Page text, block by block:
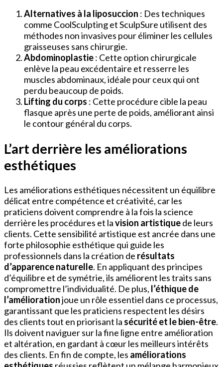
Alternatives à la liposuccion : Des techniques
comme CoolSculpting et SculpSure utilisent des
méthodes non invasives pour éliminer les cellules
graisseuses sans chirurgie.
Abdominoplastie: Cette option chirurgicale
enlève la peau excédentaire et resserre les
muscles abdominaux, idéale pour ceux qui ont
perdu beaucoup de poids.
Lifting du corps : Cette procédure cible la peau
flasque après une perte de poids, améliorant ainsi
le contour général du corps.
L’art derrière les améliorations
esthétiques
Les améliorations esthétiques nécessitent un équilibre
délicat entre compétence et créativité, car les
praticiens doivent comprendre à la fois la science
derrière les procédures et lavision artistiquede leurs
clients. Cette sensibilité artistique est ancrée dans une
forte philosophie esthétique qui guide les
professionnels dans la création de résultats
d’apparence naturelle. En appliquant des principes
d’équilibre et de symétrie, ils améliorent les traits sans
compromettre l’individualité. De plus, l’éthique de
l’améliorationjoue un rôle essentiel dans ce processus,
garantissant que les praticiens respectent les désirs
des clients tout en priorisant la sécurité et le bien-être.
Ils doivent naviguer sur la fine ligne entre amélioration
et altération, en gardant à cœur les meilleurs intérêts
des clients. En fin de compte, les améliorations